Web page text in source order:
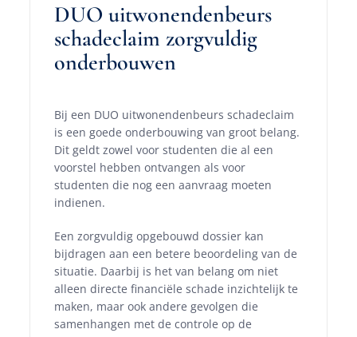
DUO uitwonendenbeurs
schadeclaim zorgvuldig
onderbouwen
Bij een DUO uitwonendenbeurs schadeclaim
is een goede onderbouwing van groot belang.
Dit geldt zowel voor studenten die al een
voorstel hebben ontvangen als voor
studenten die nog een aanvraag moeten
indienen.
Een zorgvuldig opgebouwd dossier kan
bijdragen aan een betere beoordeling van de
situatie. Daarbij is het van belang om niet
alleen directe financiële schade inzichtelijk te
maken, maar ook andere gevolgen die
samenhangen met de controle op de